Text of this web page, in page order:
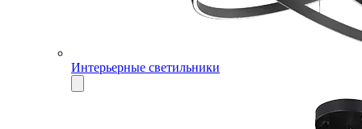
Интерьерные светильники